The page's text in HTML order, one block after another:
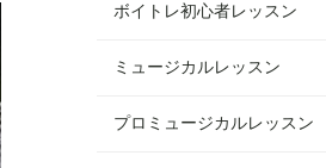
ボイトレ初心者レッスン
ミュージカルレッスン
プロミュージカルレッスン